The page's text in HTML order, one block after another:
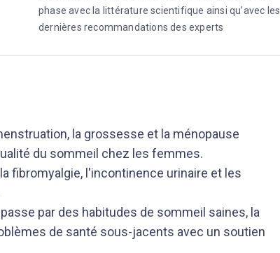
phase avec la littérature scientifique ainsi qu’avec les
dernières recommandations des experts
la grossesse et la ménopause
du sommeil chez les femmes.
fibromyalgie, l'incontinence urinaire et les
par des habitudes de sommeil saines, la
de santé sous-jacents avec un soutien